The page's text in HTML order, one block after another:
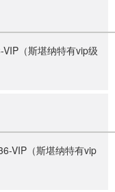
（斯堪纳特有vip级
VIP（斯堪纳特有vip